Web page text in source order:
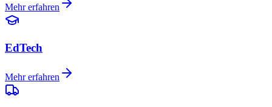
Mehr erfahren
EdTech
Mehr erfahren